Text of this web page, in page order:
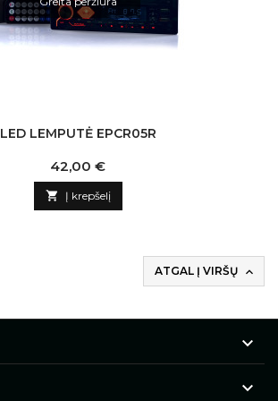
LED LEMPUTĖ EPCR05R
Kaina
42,00 €
 Į krepšelį
ATGAL Į VIRŠŲ 

